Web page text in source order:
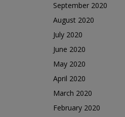
September 2020
August 2020
July 2020
June 2020
May 2020
April 2020
March 2020
February 2020